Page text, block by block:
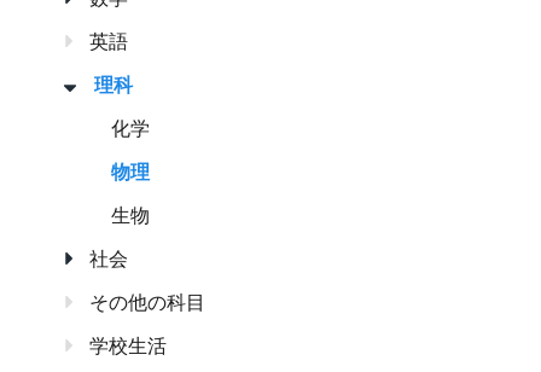
英語
理科
化学
物理
生物
社会
その他の科目
学校生活